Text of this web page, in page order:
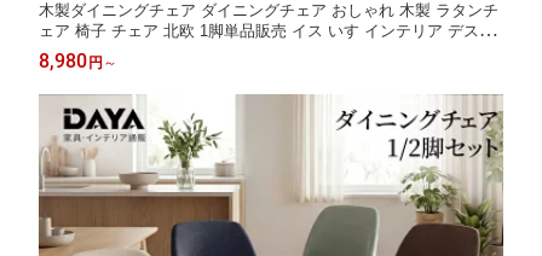
木製ダイニングチェア ダイニングチェア おしゃれ 木製 ラタンチ
ェア 椅子 チェア 北欧 1脚単品販売 イス いす インテリア デスク
チェア カフェチェア リビングチェア 食卓チェア ウィンザーチェ
ア ナチュラル ウィンザーチェア
8,980 円 ～